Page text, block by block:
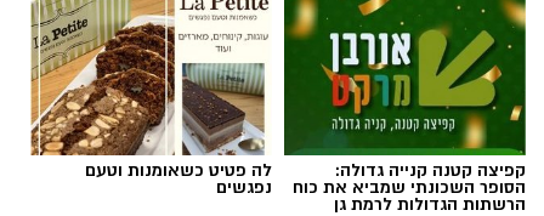
קפיצה קטנה קנייה גדולה:
הסופר השכונתי שמביא את כוח
הרשתות הגדולות לרמת גן
לה פטיט כשאומנות וטעם
נפגשים